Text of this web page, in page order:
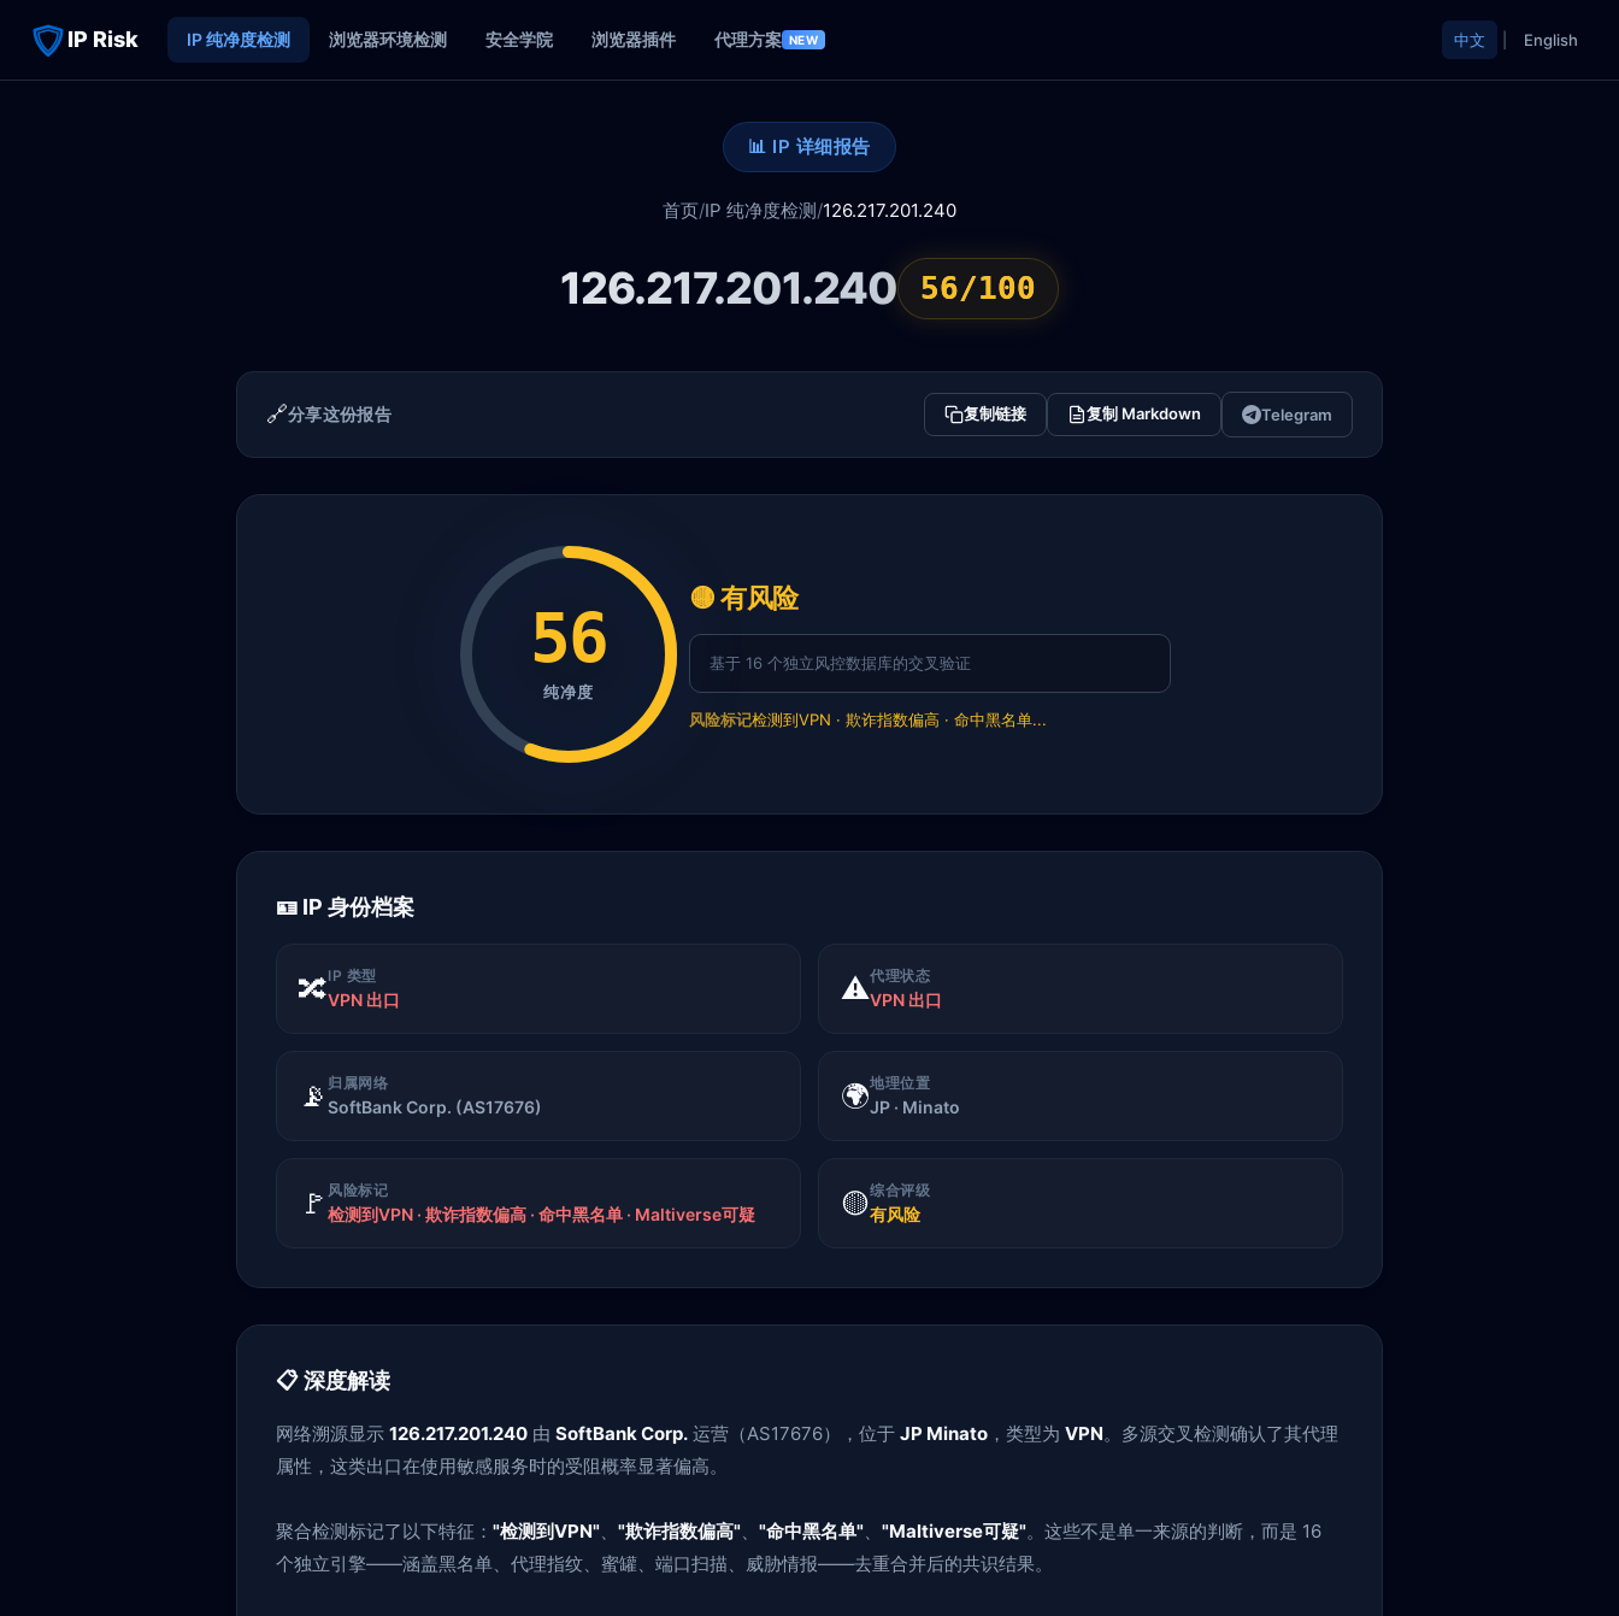
IP Risk IP 纯净度检测 浏览器环境检测 安全学院 浏览器插件 代理方案 NEW 中文 English
📊 IP 详细报告
首页/IP 纯净度检测/126.217.201.240
126.217.201.240 56/100
🔗分享这份报告 复制链接 复制 Markdown Telegram
56
纯净度
🟡 有风险
基于 16 个独立风控数据库的交叉验证
风险标记检测到VPN · 欺诈指数偏高 · 命中黑名单...
🪪 IP 身份档案
🔀IP 类型
VPN 出口 ⚠️代理状态
VPN 出口
📡 归属网络
SoftBank Corp. (AS17676) 🌍地理位置
JP · Minato
🚩 风险标记
检测到VPN · 欺诈指数偏高 · 命中黑名单 · Maltiverse可疑 🟡综合评级
有风险
📋 深度解读
网络溯源显示 126.217.201.240 由 SoftBank Corp. 运营（AS17676），位于 JP Minato ，类型为 VPN。多源交叉检测确认了其代理
属性，这类出口在使用敏感服务时的受阻概率显著偏高。
聚合检测标记了以下特征： "检测到VPN"、 "欺诈指数偏高"、 "命中黑名单"、 "Maltiverse可疑"。这些不是单一来源的判断，而是 16
个独立引擎——涵盖黑名单、代理指纹、蜜罐、端口扫描、威胁情报——去重合并后的共识结果。